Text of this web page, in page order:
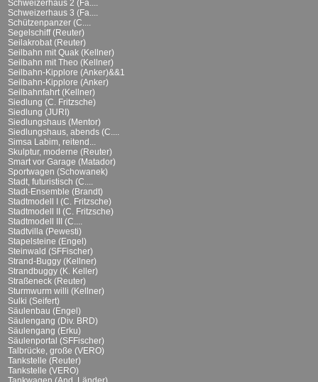
Schweizerhaus 2 (Fa....
Schweizerhaus 3 (Fa....
Schützenpanzer (C....
Segelschiff (Reuter)
Seilakrobat (Reuter)
Seilbahn mit Quak (Kellner)
Seilbahn mit Theo (Kellner)
Seilbahn-Kipplore (Anker)&&1
Seilbahn-Kipplore (Anker)
Seilbahnfahrt (Kellner)
Siedlung (C. Fritzsche)
Siedlung (JURI)
Siedlungshaus (Mentor)
Siedlungshaus, abends (C....
Simsa Labim, reitend...
Skulptur, moderne (Reuter)
Smart vor Garage (Matador)
Sportwagen (Schowanek)
Stadt, futuristisch (C....
Stadt-Ensemble (Brandt)
Stadtmodell I (C. Fritzsche)
Stadtmodell II (C. Fritzsche)
Stadtmodell III (C....
Stadtvilla (Pewesti)
Stapelsteine (Engel)
Steinwald (SFFischer)
Strand-Buggy (Kellner)
Strandbuggy (K. Keller)
Straßeneck (Reuter)
Sturmwurm willi (Kellner)
Sulki (Seifert)
Säulenbau (Engel)
Säulengang (Div. BRD)
Säulengang (Erku)
Säulenportal (SFFischer)
Talbrücke, große (VERO)
Tankstelle (Reuter)
Tankstelle (VERO)